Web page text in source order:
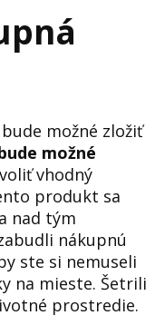
možné zložiť
možné
vhodný
produkt sa
nad tým
nákupnú
ste si nemuseli
na mieste. Šetrili
prostredie.